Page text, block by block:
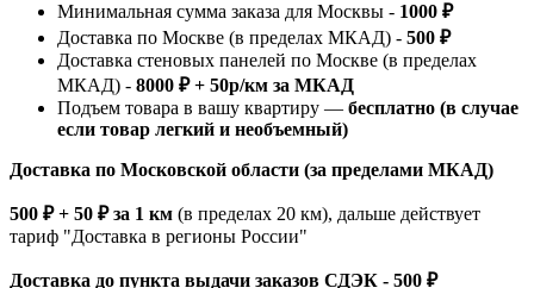
Минимальная сумма заказа для Москвы - 1000 ₽
Доставка по Москве (в пределах МКАД) - 500 ₽
Доставка стеновых панелей по Москве (в пределах
МКАД) - 8000 ₽ + 50р/км за МКАД
Подъем товара в вашу квартиру — бесплатно (в случае
если товар легкий и необъемный)
Доставка по Московской области (за пределами МКАД)
500 ₽ + 50 ₽ за 1 км (в пределах 20 км), дальше действует
тариф "Доставка в регионы России"
Доставка до пункта выдачи заказов СДЭК - 500 ₽